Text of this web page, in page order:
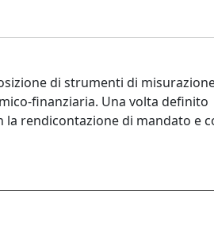
di strumenti di
finanziaria. Una volta definito
rendicontazione di mandato e